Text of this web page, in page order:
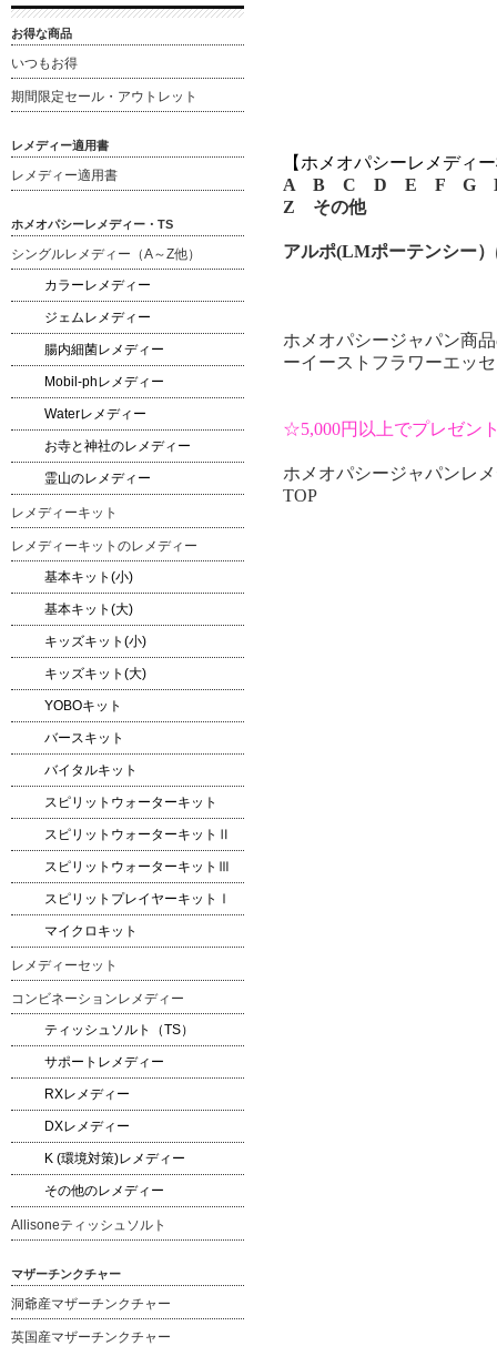
【ホメオパシーレメディ
A
B C D E F G
Z
その他
アルポ(LMポーテンシー
ホメオパシージャパン商
ーイーストフラワーエッ
☆5,000円以上でプレゼン
ホメオパシージャパンレ
TOP
お得な商品
いつもお得
期間限定セール・アウトレット
レメディー適用書
レメディー適用書
ホメオパシーレメディー・TS
シングルレメディー（A～Z他）
カラーレメディー
ジェムレメディー
腸内細菌レメディー
Mobil-phレメディー
Waterレメディー
お寺と神社のレメディー
霊山のレメディー
レメディーキット
レメディーキットのレメディー
基本キット(小)
基本キット(大)
キッズキット(小)
キッズキット(大)
YOBOキット
バースキット
バイタルキット
スピリットウォーターキット
スピリットウォーターキットⅡ
スピリットウォーターキットⅢ
スピリットプレイヤーキットⅠ
マイクロキット
レメディーセット
コンビネーションレメディー
ティッシュソルト（TS）
サポートレメディー
RXレメディー
DXレメディー
K (環境対策)レメディー
その他のレメディー
Allisoneティッシュソルト
マザーチンクチャー
洞爺産マザーチンクチャー
英国産マザーチンクチャー